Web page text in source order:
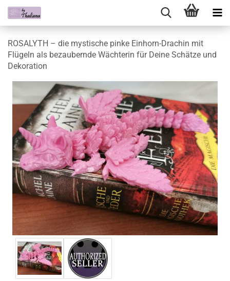
ROSALYTH – die mystische pinke Einhorn-Drachin mit
Flügeln als bezaubernde Wächterin für Deine Schätze und
Dekoration